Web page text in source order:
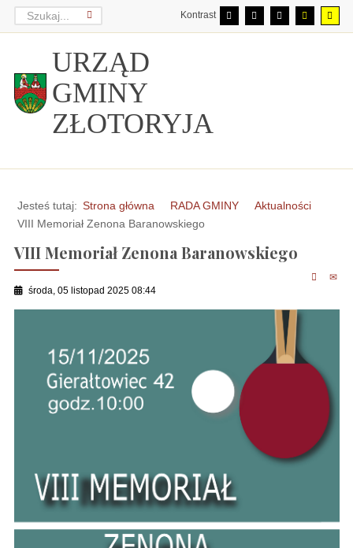
Kontrast
URZĄD
GMINY
ZŁOTORYJA
Jesteś tutaj: Strona główna RADA GMINY
Aktualności
VIII Memoriał Zenona Baranowskiego
VIII Memoriał Zenona Baranowskiego
środa, 05 listopad 2025 08:44